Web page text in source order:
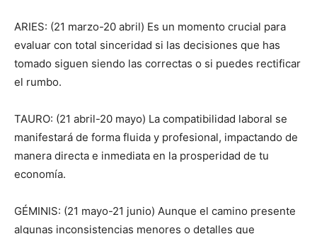
ARIES: (21 marzo-20 abril) Es un momento crucial para
evaluar con total sinceridad si las decisiones que has
tomado siguen siendo las correctas o si puedes rectificar
el rumbo.
TAURO: (21 abril-20 mayo) La compatibilidad laboral se
manifestará de forma fluida y profesional, impactando de
manera directa e inmediata en la prosperidad de tu
economía.
GÉMINIS: (21 mayo-21 junio) Aunque el camino presente
algunas inconsistencias menores o detalles que